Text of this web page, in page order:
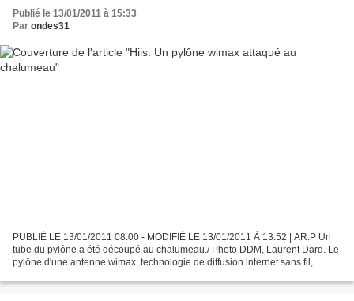
Publié le 13/01/2011 à 15:33
Par ondes31
PUBLIÉ LE 13/01/2011 08:00 - MODIFIÉ LE 13/01/2011 À 13:52 | AR.P Un
tube du pylône a été découpé au chalumeau./ Photo DDM, Laurent Dard. Le
pylône d'une antenne wimax, technologie de diffusion internet sans fil,